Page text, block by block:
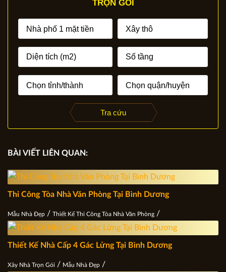
TRỌN GÓI
Tra cứu
BÀI VIẾT LIÊN QUAN:
Thi Công Tòa Nhà Văn Phòng Tại Bình Dương
Mẫu Nhà Đẹp / Thiết Kế Thi Công Tòa Nhà Văn Phòng /
Thiết Kế Nhà Cấp 4 Gác Lửng Tại Bình Dương
Xây Nhà Trọn Gói / Mẫu Nhà Đẹp /